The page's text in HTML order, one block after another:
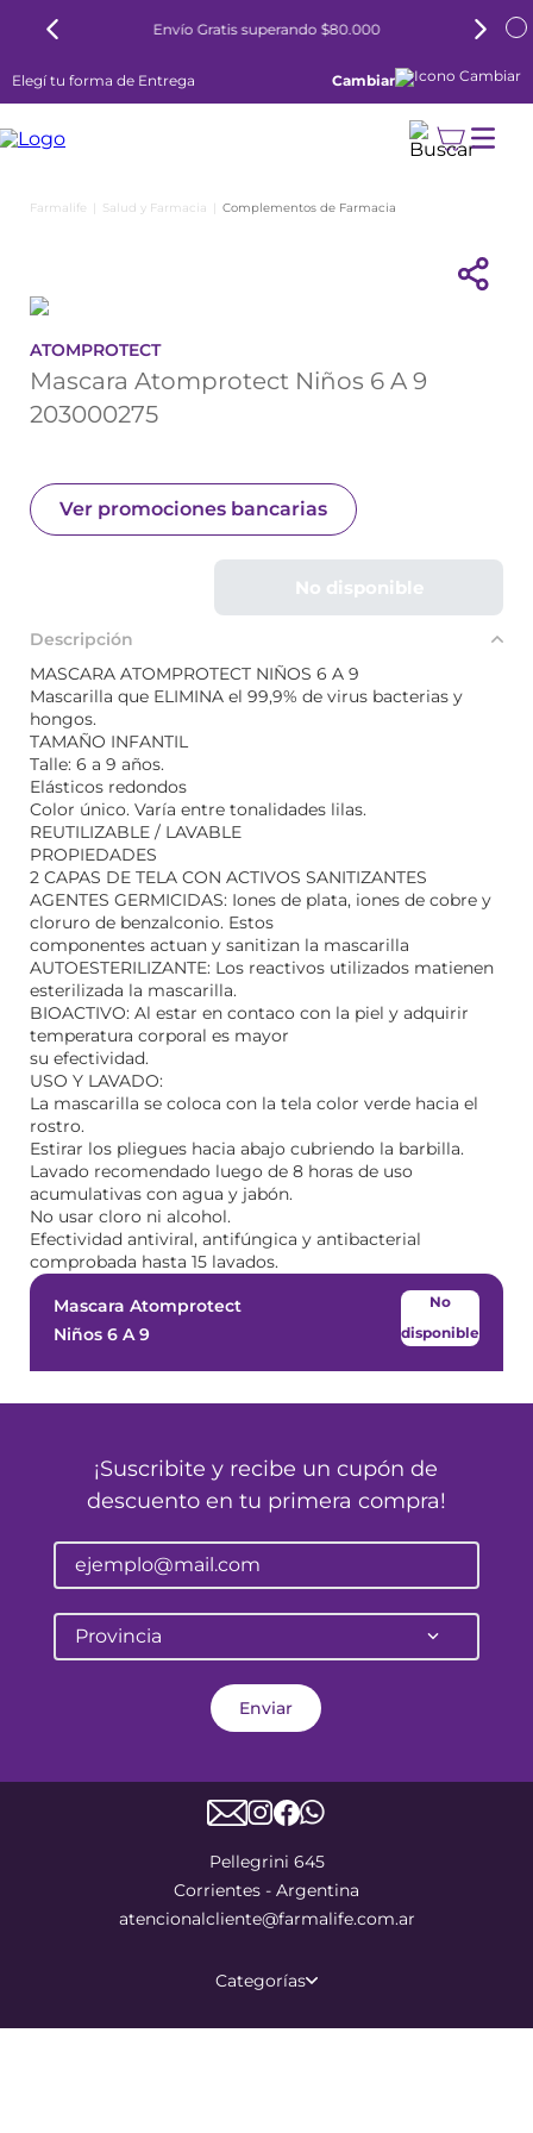
Envío Gratis superando $80.000
Elegí tu forma de Entrega Cambiar
Salud y Farmacia Complementos de Farmacia
ATOMPROTECT
Mascara Atomprotect Niños 6 A 9
203000275
Ver promociones bancarias
No disponible
Descripción
MASCARA ATOMPROTECT NIÑOS 6 A 9
Mascarilla que ELIMINA el 99,9% de virus bacterias y
hongos.
TAMAÑO INFANTIL
Talle: 6 a 9 años.
Elásticos redondos
Color único. Varía entre tonalidades lilas.
REUTILIZABLE / LAVABLE
PROPIEDADES
2 CAPAS DE TELA CON ACTIVOS SANITIZANTES
AGENTES GERMICIDAS: Iones de plata, iones de cobre y
cloruro de benzalconio. Estos
componentes actuan y sanitizan la mascarilla
AUTOESTERILIZANTE: Los reactivos utilizados matienen
esterilizada la mascarilla.
BIOACTIVO: Al estar en contaco con la piel y adquirir
temperatura corporal es mayor
su efectividad.
USO Y LAVADO:
La mascarilla se coloca con la tela color verde hacia el
rostro.
Estirar los pliegues hacia abajo cubriendo la barbilla.
Lavado recomendado luego de 8 horas de uso
acumulativas con agua y jabón.
No usar cloro ni alcohol.
Efectividad antiviral, antifúngica y antibacterial
comprobada hasta 15 lavados.
Mascara Atomprotect
Niños 6 A 9
No
disponible
¡Suscribite y recibe un cupón de
descuento en tu primera compra!
Provincia
Enviar
Pellegrini 645
Corrientes - Argentina
atencionalcliente@farmalife.com.ar
Categorías